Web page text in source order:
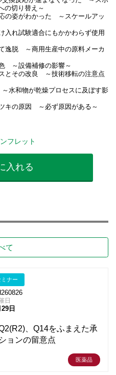
の切り替え～
の姿がわかった ～スケールアッ
れ試験適合にもかかわらず使用
逸脱 ～商用生産中の原料メーカ
～設備補修の影響～
とその改良 ～技術移転の注意点
水和物が乾燥プロセスに及ぼす影
キの原因 ～必ず原因がある～
フレット
入れる
て
ミナー
日
日
、Q14をふまえた承
ョンの留意点
医薬品